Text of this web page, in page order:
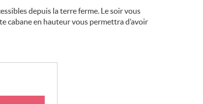
depuis la terre ferme. Le soir vous
cabane en hauteur vous permettra d’avoir